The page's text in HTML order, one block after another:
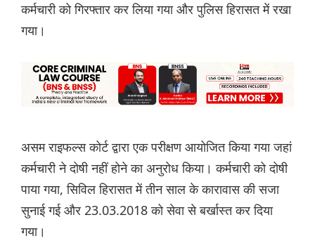
कर्मचारी को गिरफ्तार कर लिया गया और पुलिस हिरासत में रखा
गया।
असम राइफल्स कोर्ट द्वारा एक परीक्षण आयोजित किया गया जहां
कर्मचारी ने दोषी नहीं होने का अनुरोध किया। कर्मचारी को दोषी
पाया गया, सिविल हिरासत में तीन साल के कारावास की सजा
सुनाई गई और 23.03.2018 को सेवा से बर्खास्त कर दिया
गया।